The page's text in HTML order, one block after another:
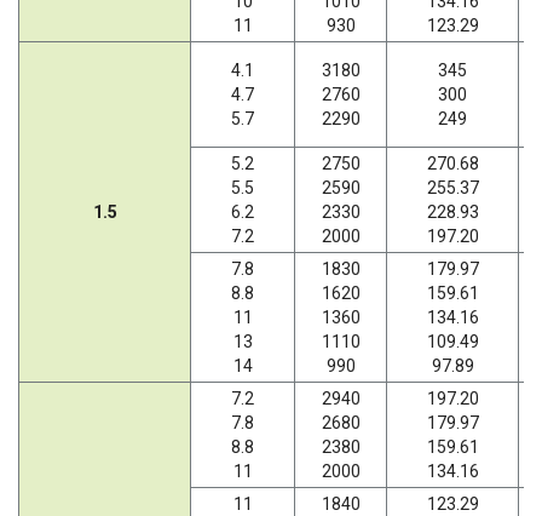
11
930
123.29
1.5
4.1
4.7
5.7
3180
2760
2290
345
300
249
5.2
5.5
6.2
7.2
2750
2590
2330
2000
270.68
255.37
228.93
197.20
7.8
8.8
11
13
14
1830
1620
1360
1110
990
179.97
159.61
134.16
109.49
97.89
7.2
7.8
8.8
11
2940
2680
2380
2000
197.20
179.97
159.61
134.16
11
1840
123.29